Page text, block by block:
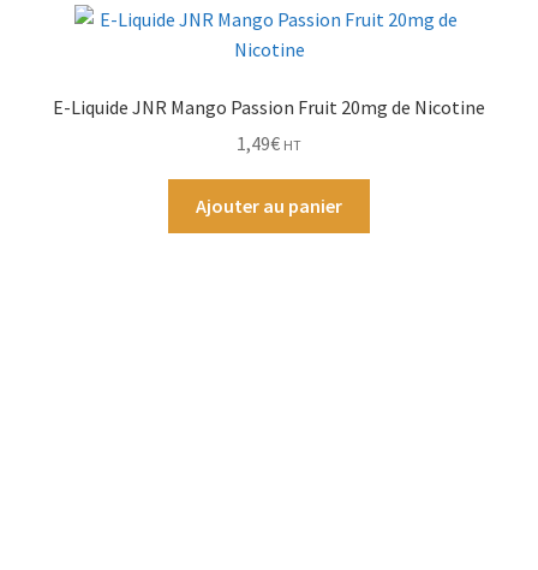
E-Liquide JNR Mango Passion Fruit 20mg de Nicotine
1,49€ HT
Ajouter au panier